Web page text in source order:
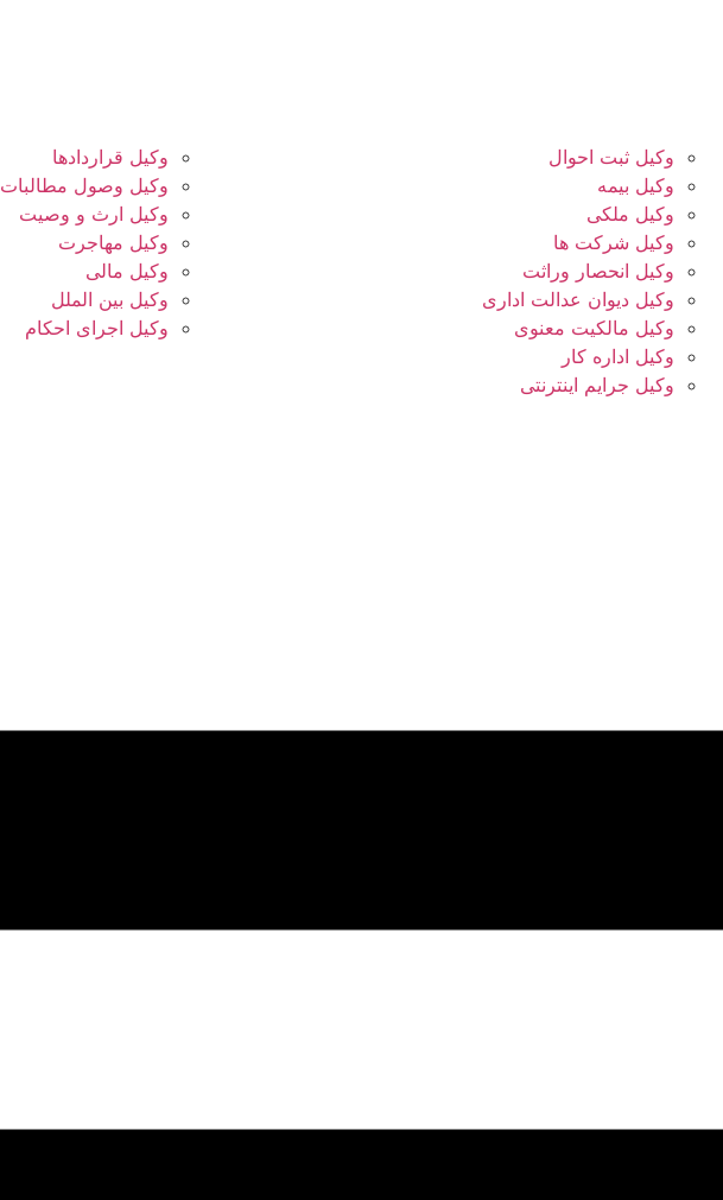
وکیل ثبت احوال
وکیل بیمه
وکیل ملکی
وکیل شرکت ها
وکیل انحصار وراثت
وکیل دیوان عدالت اداری
وکیل مالکیت معنوی
وکیل اداره کار
وکیل جرایم اینترنتی
وکیل قراردادها
وکیل وصول مطالبات
وکیل ارث و وصیت
وکیل مهاجرت
وکیل مالی
وکیل بین الملل
وکیل اجرای احکام